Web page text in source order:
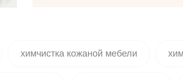
химчистка кожаной мебели